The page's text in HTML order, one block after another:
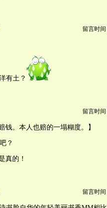
留言时间
有土？
留言时间
钱。本人也赔的一塌糊度。】
？
真的！
留言时间